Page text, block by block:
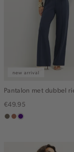
new arrival
Pantalon met dubbel
€49.95
middenbruin
terracotta
indigo